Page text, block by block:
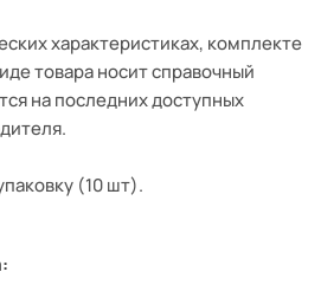
характеристиках, комплекте
товара носит справочный
на последних доступных
(10 шт).